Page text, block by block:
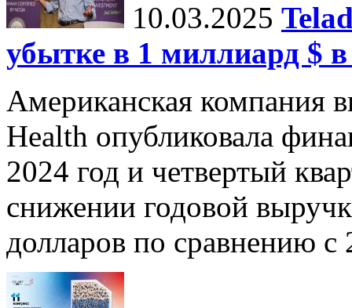
10.03.2025
убытке в 1 миллиард $ в
Американская компания
Health опубликовала
2024 год и четвертый
снижении годовой
долларов по сравнению с